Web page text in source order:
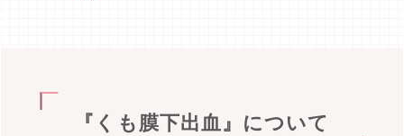
『くも膜下出血』について